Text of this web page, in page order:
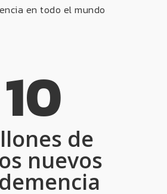
en todo el mundo
10
de
nuevos